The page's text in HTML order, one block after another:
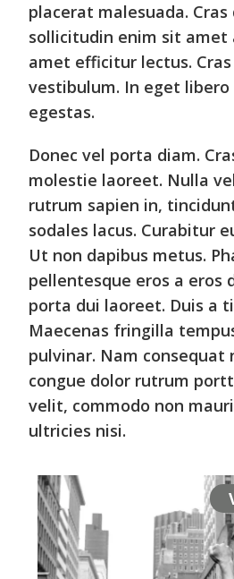
placerat malesuada. Cras
sollicitudin enim sit amet
amet efficitur lectus.
vestibulum. In eget
egestas.
Donec vel porta diam.
molestie laoreet. Nulla
rutrum sapien in,
sodales lacus. Curabitur
Ut non dapibus metus.
pellentesque eros a eros
porta dui laoreet. Duis a
Maecenas fringilla
pulvinar. Nam consequat
congue dolor rutrum
velit, commodo non
ultricies nisi.